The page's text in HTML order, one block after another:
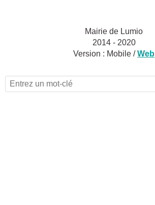
Mairie de Lumio
2014 - 2020
Version : Mobile /Web